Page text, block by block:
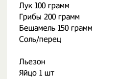
Лук 100 грамм
Грибы 200 грамм
Бешамель 150 грамм
Соль/перец
Льезон
Яйцо 1 шт